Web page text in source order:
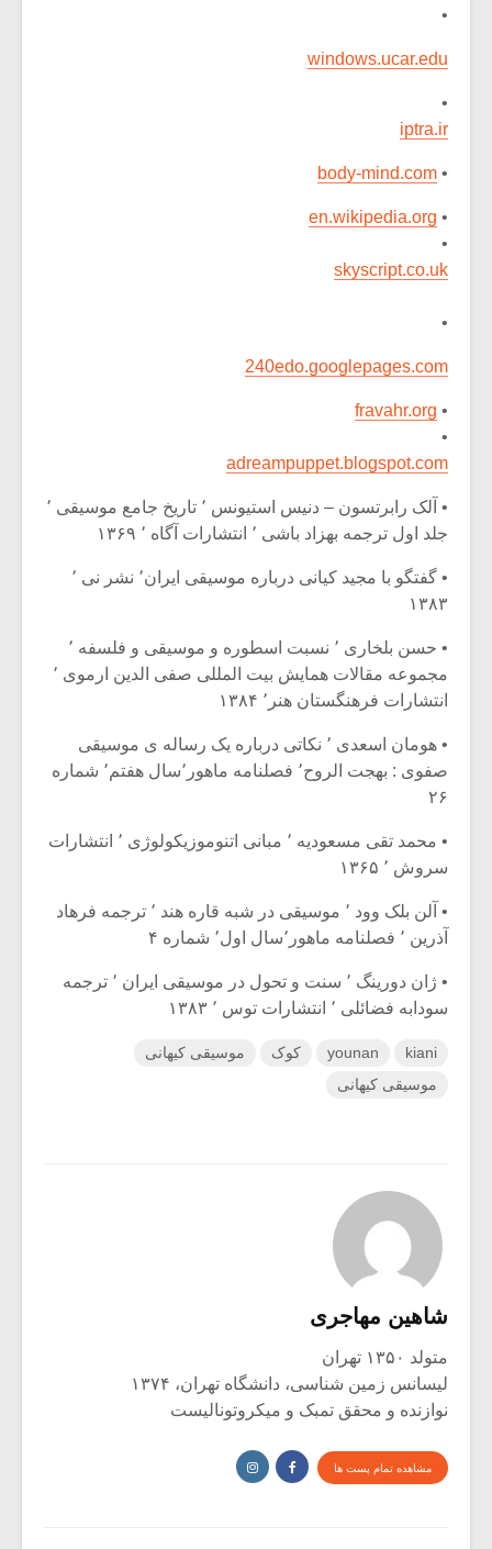
•
windows.ucar.edu
•
iptra.ir
•
body-mind.com
•
en.wikipedia.org
•
skyscript.co.uk
•
240edo.googlepages.com
•
fravahr.org
•
adreampuppet.blogspot.com
• آلک رابرتسون – دنیس استیونس ٬ تاریخ جامع موسیقی ٬
جلد اول ترجمه بهزاد باشی ٬ انتشارات آگاه ٬ ۱۳۶۹
• گفتگو با مجید کیانی درباره موسیقی ایران٬ نشر نی ٬
۱۳۸۳
• حسن بلخاری ٬ نسبت اسطوره و موسیقی و فلسفه ٬
مجموعه مقالات همایش بیت المللی صفی الدین ارموی ٬
انتشارات فرهنگستان هنر٬ ۱۳۸۴
• هومان اسعدی ٬ نکاتی درباره یک رساله ی موسیقی
صفوی : بهجت الروح٬ فصلنامه ماهور٬سال هفتم٬ شماره
۲۶
• محمد تقی مسعودیه ٬ مبانی اتنوموزیکولوژی ٬ انتشارات
سروش ٬ ۱۳۶۵
• آلن بلک وود ٬ موسیقی در شبه قاره هند ٬ ترجمه فرهاد
آذرین ٬ فصلنامه ماهور٬سال اول٬ شماره ۴
• ژان دورینگ ٬ سنت و تحول در موسیقی ایران ٬ ترجمه
سودابه فضائلی ٬ انتشارات توس ٬ ۱۳۸۳
kiani
younan کوک
موسیقی کیهانی
موسیقی کیهانی
شاهین مهاجری
متولد ۱۳۵۰ تهران
لیسانس زمین شناسی، دانشگاه تهران، ۱۳۷۴
نوازنده و محقق تمبک و میکروتونالیست
مشاهده تمام پست ها